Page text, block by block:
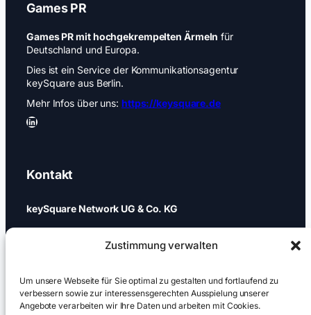
Zustimmung verwalten
Um unsere Webseite für Sie optimal zu gestalten und fortlaufend zu
verbessern sowie zur interessensgerechten Ausspielung unserer
Angebote verarbeiten wir Ihre Daten und arbeiten mit Cookies.
Games PR
Games PR mit hochgekrempelten Ärmeln für
Deutschland und Europa.
Dies ist ein Service der Kommunikationsagentur
keySquare aus Berlin.
Mehr Infos über uns: https://keysquare.de
LinkedIn
Kontakt
keySquare Network UG & Co. KG
+49 (0)30 437 344 88